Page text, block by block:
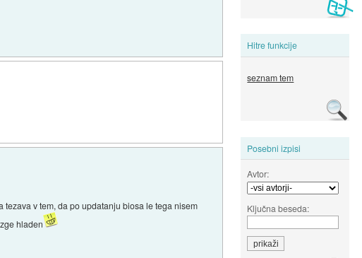
Hitre funkcije
seznam tem
Posebni izpisi
Avtor:
Ključna beseda:
v tem, da po updatanju biosa le tega nisem
hladen